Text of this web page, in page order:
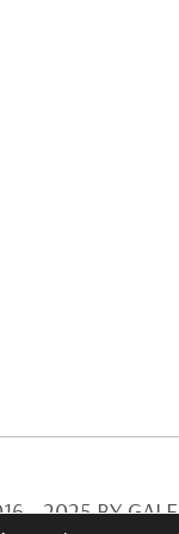
- 2025 BY